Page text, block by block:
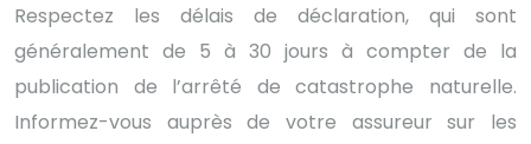
Respectez les délais de déclaration, qui sont
généralement de 5 à 30 jours à compter de la
publication de l’arrêté de catastrophe naturelle.
Informez-vous auprès de votre assureur sur les